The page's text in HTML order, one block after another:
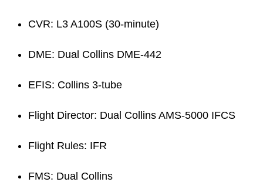
CVR: L3 A100S (30-minute)
DME: Dual Collins DME-442
EFIS: Collins 3-tube
Flight Director: Dual Collins AMS-5000 IFCS
Flight Rules: IFR
FMS: Dual Collins